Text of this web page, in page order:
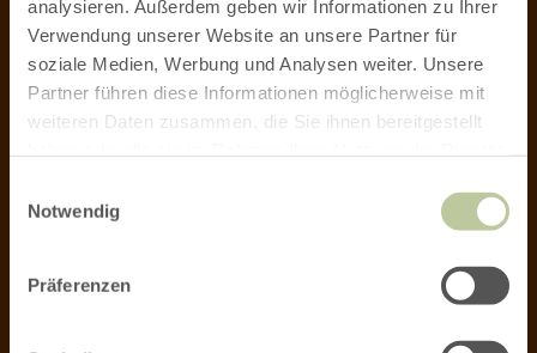
analysieren. Außerdem geben wir Informationen zu Ihrer
Verwendung unserer Website an unsere Partner für
soziale Medien, Werbung und Analysen weiter. Unsere
Partner führen diese Informationen möglicherweise mit
weiteren Daten zusammen, die Sie ihnen bereitgestellt
Notwendig
Präferenzen
NEWSLETTER
Infos zur regionalen Wirtschaft, zu
beispielhaften Initiativen: Bleiben Sie